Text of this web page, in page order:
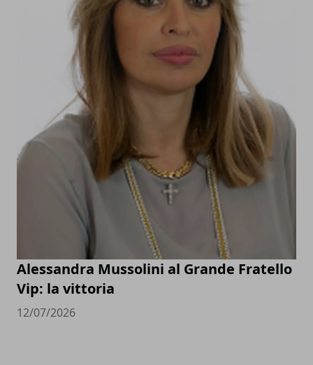
Alessandra Mussolini al Grande Fratello
Vip: la vittoria
12/07/2026